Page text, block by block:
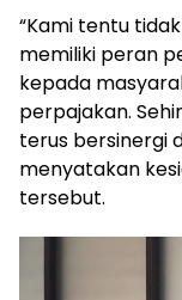
“Kami tentu
memiliki peran
kepada
perpajakan.
terus bersinergi
menyatakan
tersebut.